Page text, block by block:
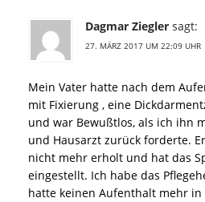
Dagmar Ziegler sagt:
27. MÄRZ 2017 UM 22:09 UHR
Mein Vater hatte nach dem
mit Fixierung , eine
und war Bewußtlos, als ich ihn
und Hausarzt zurück forderte.
nicht mehr erholt und hat das
eingestellt. Ich habe das
hatte keinen Aufenthalt mehr in